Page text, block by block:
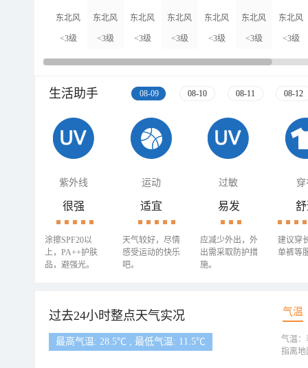
东北风
<3级
东北风
<3级
东北风
<3级
东北风
<3级
东北风
<3级
东北风
<3级
东北风
<3级
生活助手 08-09 08-10 08-11 08-12
紫外线 运动 过敏 穿
很强
涂擦SPF20以
上，PA++护肤
品，避强光。
适宜
天气较好，尽情
感受运动的快乐
吧。
易发
应减少外出，外
出需采取防护措
施。
建议穿
单裤等
过去24小时整点天气实况 气温
最高气温: 28.5℃ , 最低气温: 11.5℃
气温：
指离地